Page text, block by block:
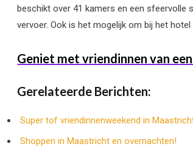
beschikt over 41 kamers en een sfeervolle
vervoer. Ook is het mogelijk om bij het hotel
Geniet met vriendinnen van
Gerelateerde Berichten:
Super tof vriendinnenweekend in
Shoppen in Maastricht en overnachten!